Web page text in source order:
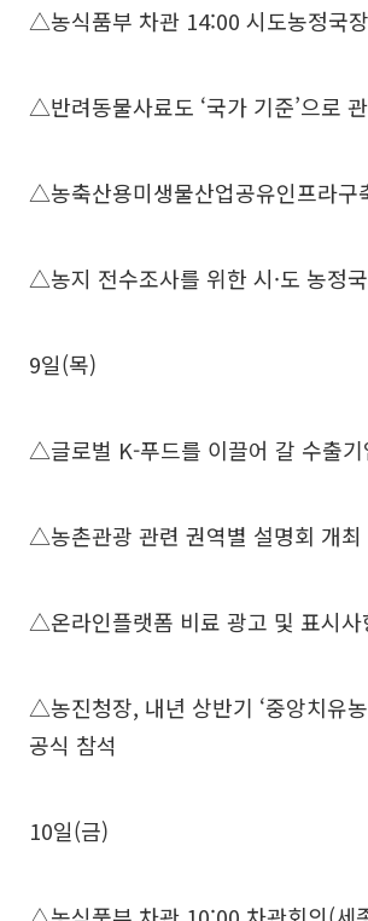
△농식품부 차관 14:00 시도농정국
△반려동물사료도 ‘국가 기준’으로
△농축산용미생물산업공유인프라구
△농지 전수조사를 위한 시·도 농정
9일(목)
△글로벌 K-푸드를 이끌어 갈 수출기
△농촌관광 관련 권역별 설명회 개최
△온라인플랫폼 비료 광고 및 표시사
△농진청장, 내년 상반기 ‘중앙치유
공식 참석
10일(금)